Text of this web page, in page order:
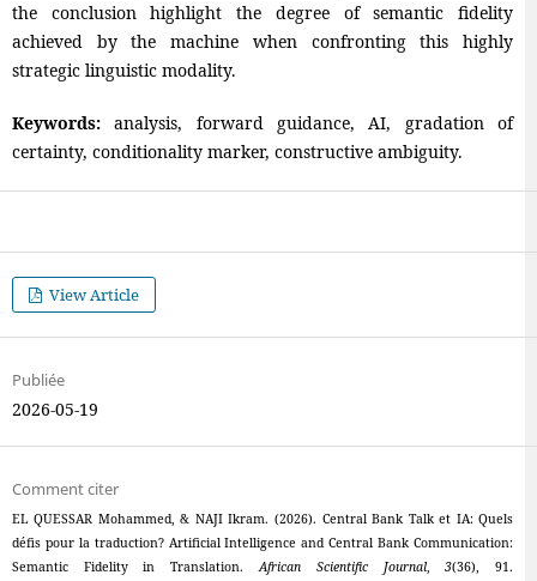
the conclusion highlight the degree of semantic fidelity
achieved by the machine when confronting this highly
strategic linguistic modality.
Keywords:analysis, forward guidance, AI, gradation of
certainty, conditionality marker, constructive ambiguity.
View Article
Publiée
2026-05-19
Comment citer
EL QUESSAR Mohammed, & NAJI Ikram. (2026). Central Bank Talk et IA: Quels
défis pour la traduction? Artificial Intelligence and Central Bank Communication:
Semantic Fidelity in Translation.African Scientific Journal,3(36), 91.